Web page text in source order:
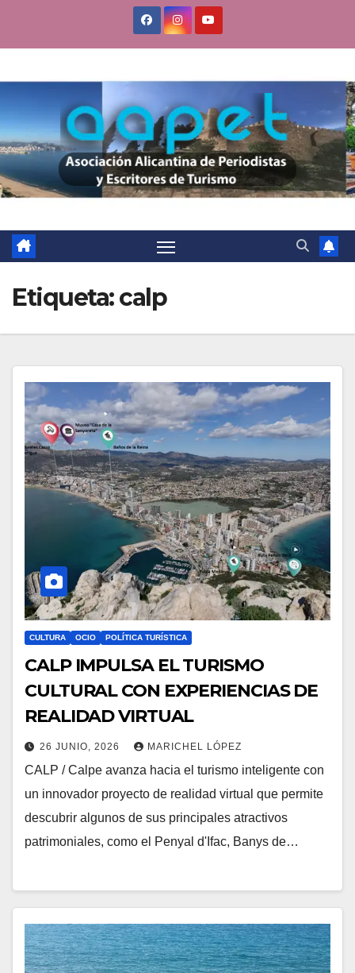
Etiqueta:calp
CULTURA OCIO POLÍTICA TURÍSTICA
CALP IMPULSA EL TURISMO
CULTURAL CON EXPERIENCIAS DE
REALIDAD VIRTUAL
26 JUNIO, 2026 MARICHEL LÓPEZ
CALP / Calpe avanza hacia el turismo inteligente con
un innovador proyecto de realidad virtual que permite
descubrir algunos de sus principales atractivos
patrimoniales, como el Penyal d'Ifac, Banys de…